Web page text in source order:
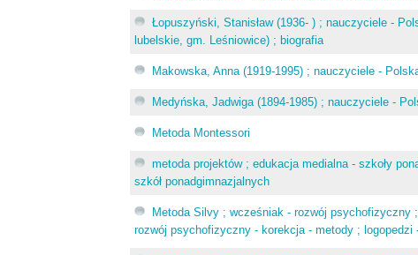
Łopuszyński, Stanisław (1936- ) ; nauczyciele -
lubelskie, gm. Leśniowice) ; biografia
Makowska, Anna (1919-1995) ; nauczyciele -
Medyńska, Jadwiga (1894-1985) ; nauczyciele -
Metoda Montessori
metoda projektów ; edukacja medialna - szkoły
szkół ponadgimnazjalnych
Metoda Silvy ; wcześniak - rozwój psychofizyczny
rozwój psychofizyczny - korekcja - metody ; logopedzi